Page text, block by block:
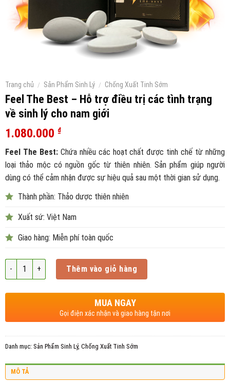
Trang chủ / Sản Phẩm Sinh Lý / Chống Xuất Tinh Sớm
Feel The Best – Hỗ trợ điều trị các tình trạng
về sinh lý cho nam giới
1.080.000 ₫
Feel The Best: Chứa nhiều các hoạt chất được tinh chế từ những
loại thảo mộc có nguồn gốc từ thiên nhiên. Sản phẩm giúp người
dùng có thể cảm nhận được sự hiệu quả sau một thời gian sử dụng.
Thành phần: Thảo dược thiên nhiên
Xuất sứ: Việt Nam
Giao hàng: Miễn phí toàn quốc
Số lượng Thêm vào giỏ hàng
MUA NGAY
Gọi điện xác nhận và giao hàng tận nơi
Danh mục: Sản Phẩm Sinh Lý, Chống Xuất Tinh Sớm
MÔ TẢ